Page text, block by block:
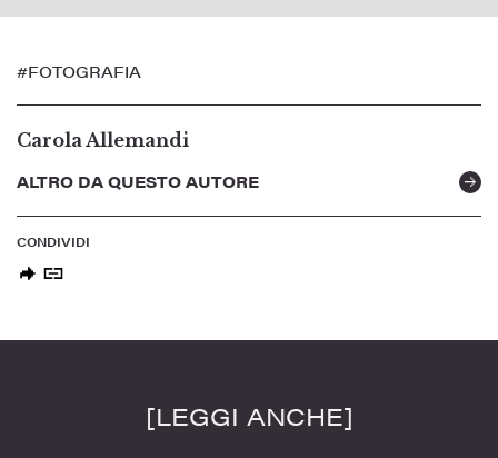
#FOTOGRAFIA
Carola Allemandi
ALTRO DA QUESTO AUTORE
CONDIVIDI
[LEGGI ANCHE]